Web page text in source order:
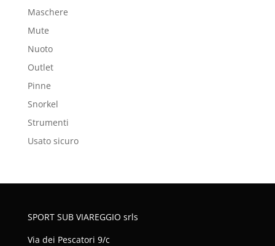
Maschere
Mute
Nuoto
Outlet
Pinne
Snorkel
Strumenti
Usato sicuro
SPORT SUB VIAREGGIO srls
Via dei Pescatori 9/c